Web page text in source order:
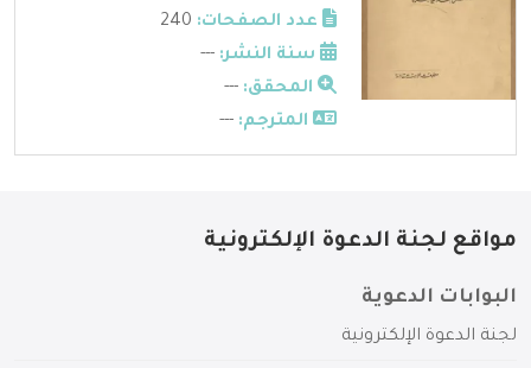
عدد الصفحات:
سنة النشر: ---
المحقق: ---
المترجم: ---
مواقع لجنة الدعوة الإلكترونية
البوابات الدعوية
لجنة الدعوة الإلكترونية